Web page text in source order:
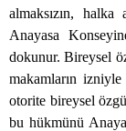
almaksızın,
Anayasa
dokunur. Bireysel
makamların izniyle
otorite bireysel
bu hükmünü